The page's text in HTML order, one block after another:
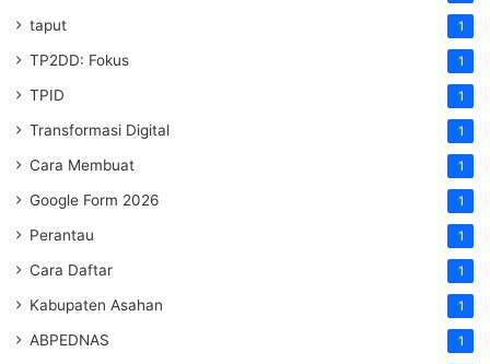
taput 1
TP2DD: Fokus 1
TPID 1
Transformasi Digital 1
Cara Membuat 1
Google Form 2026 1
Perantau 1
Cara Daftar 1
Kabupaten Asahan 1
ABPEDNAS 1